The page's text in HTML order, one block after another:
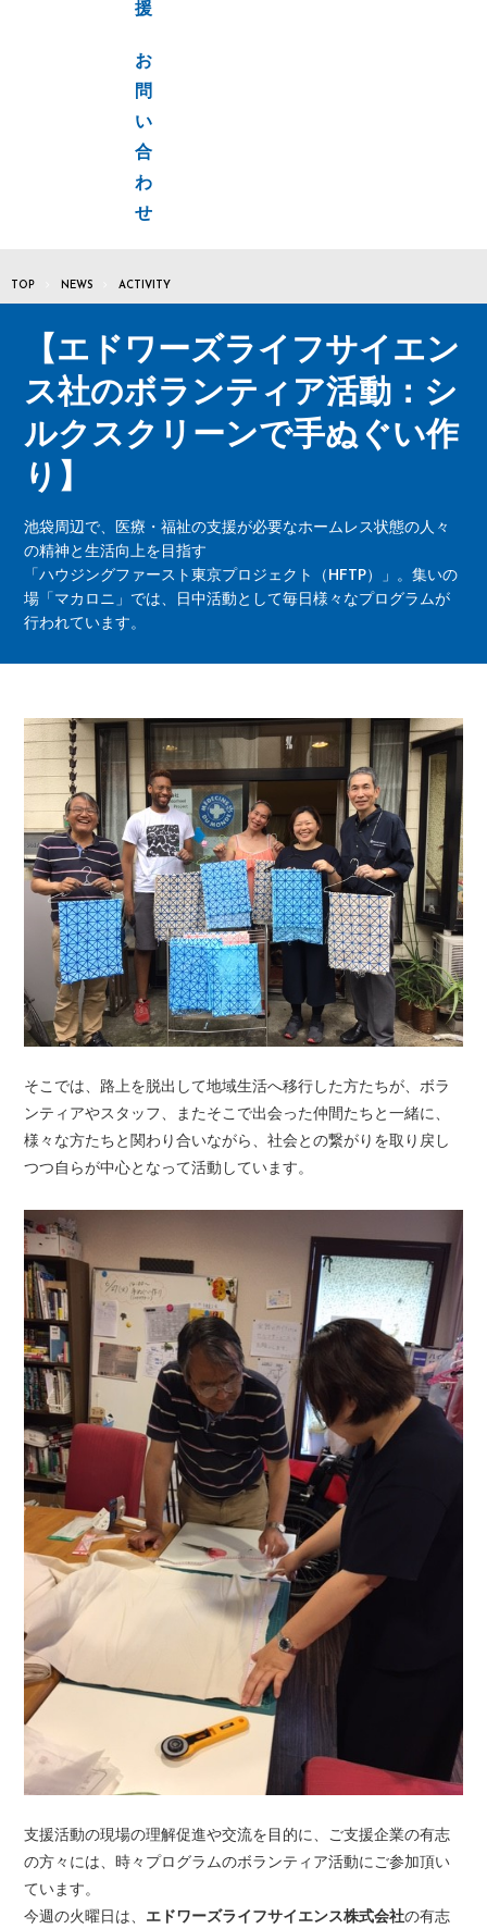
援
お
問
い
合
わ
せ
TOP NEWS ACTIVITY
【エドワーズライフサイエン
ス社のボランティア活動：シ
ルクスクリーンで手ぬぐい作
り】
池袋周辺で、医療・福祉の支援が必要なホームレス状態の人々
の精神と生活向上を目指す
「ハウジングファースト東京プロジェクト（HFTP）」。集いの
場「マカロニ」では、日中活動として毎日様々なプログラムが
行われています。
そこでは、路上を脱出して地域生活へ移行した方たちが、ボラ
ンティアやスタッフ、またそこで出会った仲間たちと一緒に、
様々な方たちと関わり合いながら、社会との繋がりを取り戻し
つつ自らが中心となって活動しています。
支援活動の現場の理解促進や交流を目的に、ご支援企業の有志
の方々には、時々プログラムのボランティア活動にご参加頂い
ています。
今週の火曜日は、 エドワーズライフサイエンス株式会社の有志